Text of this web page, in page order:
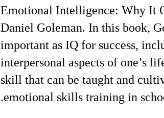
Emotional Intelligence: Why It
Daniel Goleman. In this book,
important as IQ for success,
interpersonal aspects of one’s
skill that can be taught and
emotional skills training in